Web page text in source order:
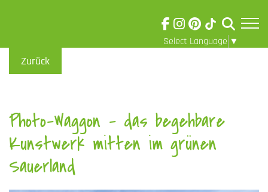
Assistenzsoftware
öffnen.
Select Language ▼
Zurück
Photo-Waggon - das begehbare
Kunstwerk mitten im grünen
Sauerland